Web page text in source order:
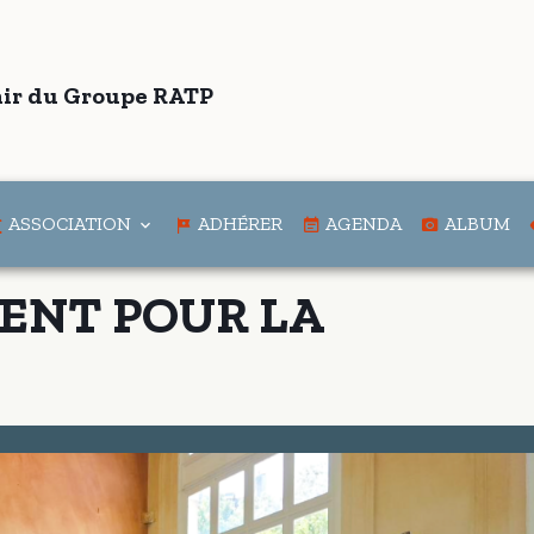
du Groupe RATP
ASSOCIATION ADHÉRER AGENDA ALBUM
POUR LA